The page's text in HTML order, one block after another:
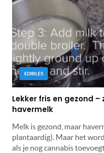
EDIBLES
Lekker fris en gezond
havermelk
Melk is gezond, maar
plantaardig). Maar het
als je nog cannabis